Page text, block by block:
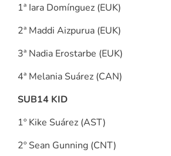
1ª Iara Domínguez (EUK)
2ª Maddi Aizpurua (EUK)
3ª Nadia Erostarbe (EUK)
4ª Melania Suárez (CAN)
SUB14 KID
1º Kike Suárez (AST)
2º Sean Gunning (CNT)